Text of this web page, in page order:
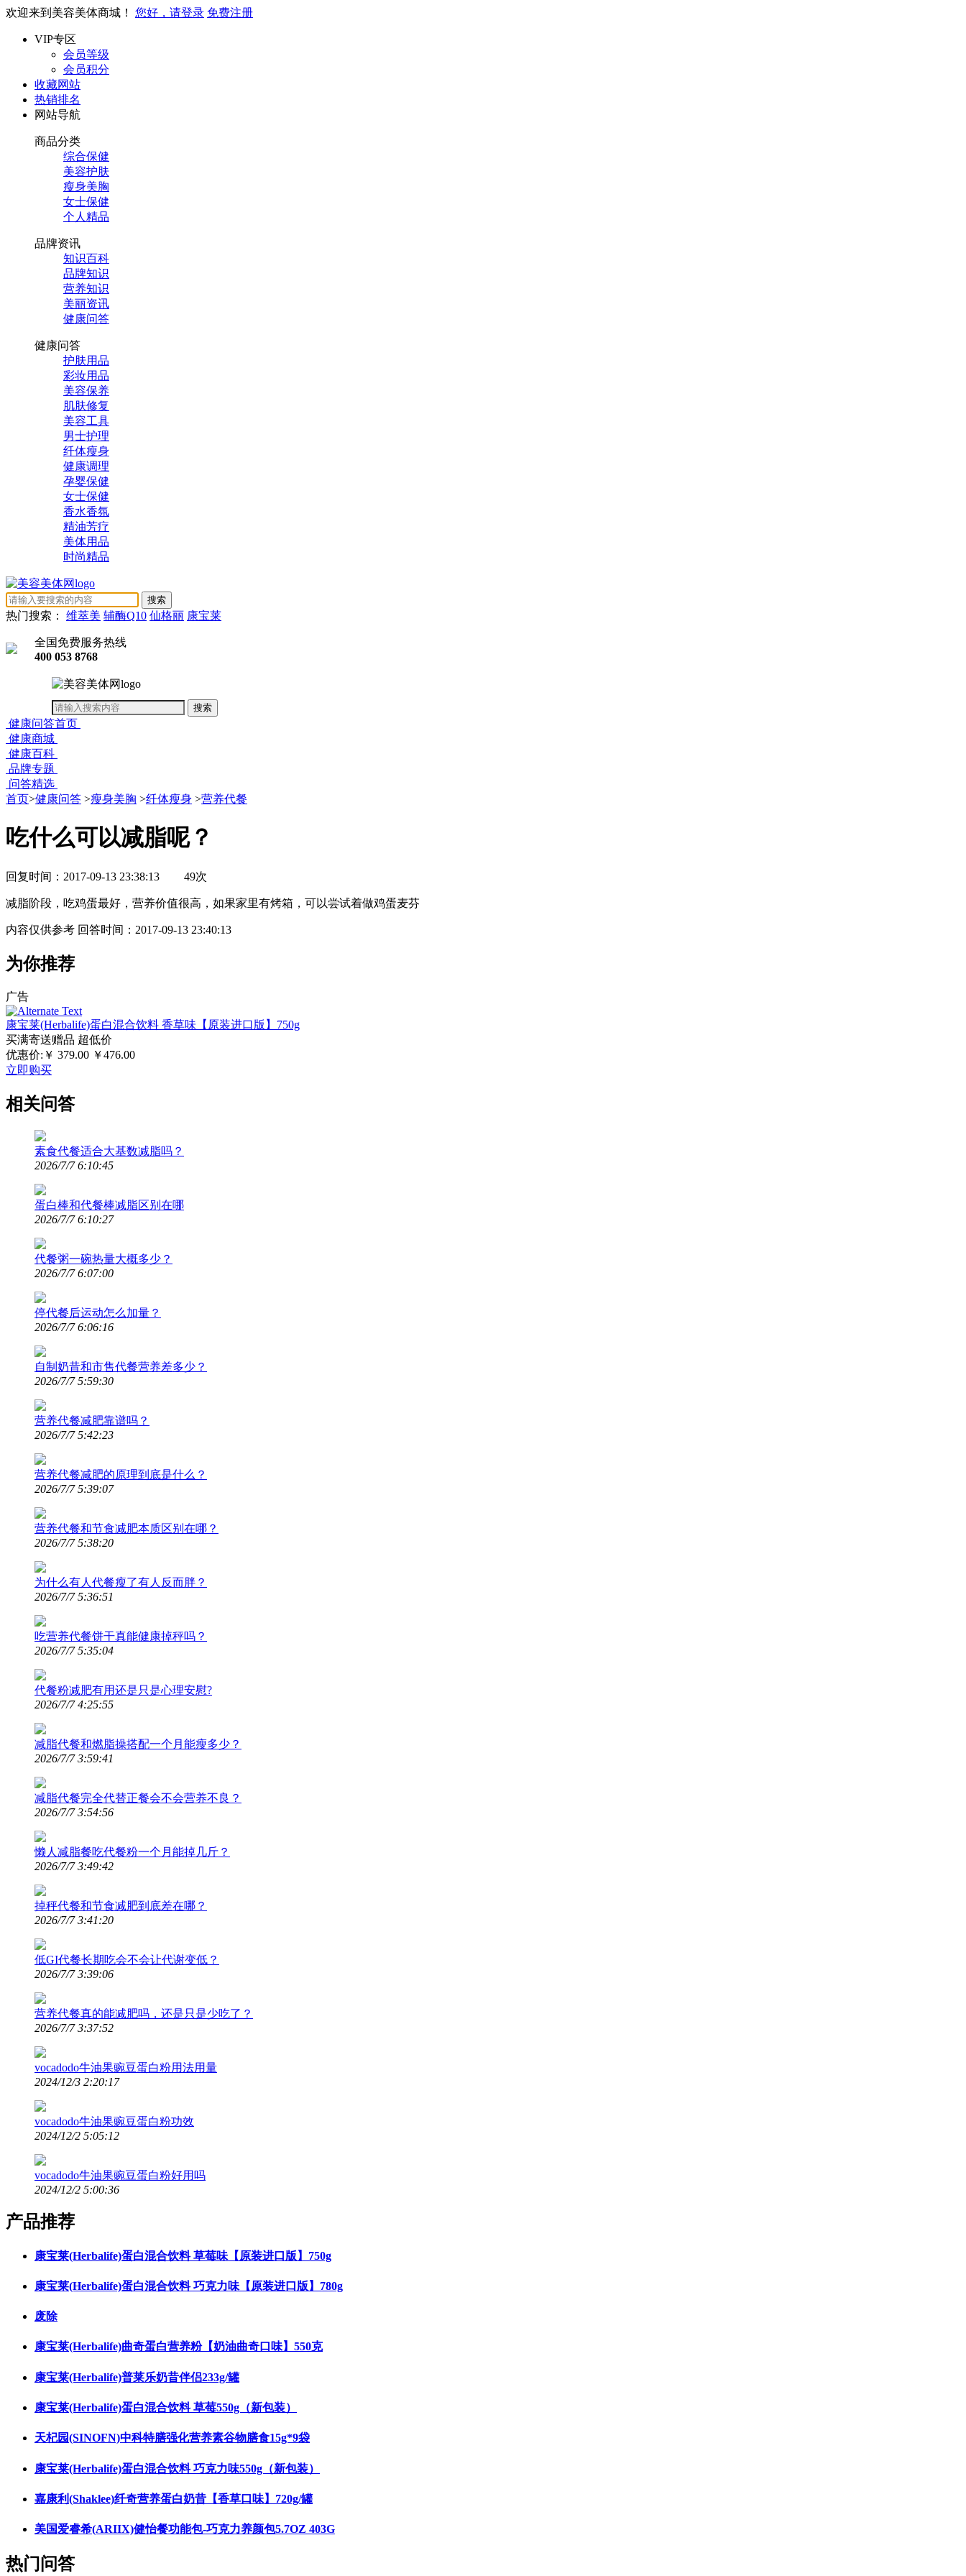
欢迎来到美容美体商城！ 您好，请登录 免费注册
VIP专区
会员等级
会员积分
收藏网站
热销排名
网站导航
商品分类
综合保健
美容护肤
瘦身美胸
女士保健
个人精品
品牌资讯
知识百科
品牌知识
营养知识
美丽资讯
健康问答
健康问答
护肤用品
彩妆用品
美容保养
肌肤修复
美容工具
男士护理
纤体瘦身
健康调理
孕婴保健
女士保健
香水香氛
精油芳疗
美体用品
时尚精品
热门搜索： 维萃美 辅酶Q10 仙格丽 康宝莱
全国免费服务热线
400 053 8768
健康问答首页
健康商城
健康百科
品牌专题
问答精选
首页>健康问答 >瘦身美胸 >纤体瘦身 >营养代餐
吃什么可以减脂呢？
回复时间：2017-09-13 23:38:13 49次
减脂阶段，吃鸡蛋最好，营养价值很高，如果家里有烤箱，可以尝试着做鸡蛋麦芬
内容仅供参考 回答时间：2017-09-13 23:40:13
为你推荐
广告
康宝莱(Herbalife)蛋白混合饮料 香草味【原装进口版】750g
买满寄送赠品 超低价
优惠价:￥ 379.00 ￥476.00
立即购买
相关问答
素食代餐适合大基数减脂吗？
2026/7/7 6:10:45
蛋白棒和代餐棒减脂区别在哪
2026/7/7 6:10:27
代餐粥一碗热量大概多少？
2026/7/7 6:07:00
停代餐后运动怎么加量？
2026/7/7 6:06:16
自制奶昔和市售代餐营养差多少？
2026/7/7 5:59:30
营养代餐减肥靠谱吗？
2026/7/7 5:42:23
营养代餐减肥的原理到底是什么？
2026/7/7 5:39:07
营养代餐和节食减肥本质区别在哪？
2026/7/7 5:38:20
为什么有人代餐瘦了有人反而胖？
2026/7/7 5:36:51
吃营养代餐饼干真能健康掉秤吗？
2026/7/7 5:35:04
代餐粉减肥有用还是只是心理安慰?
2026/7/7 4:25:55
减脂代餐和燃脂操搭配一个月能瘦多少？
2026/7/7 3:59:41
减脂代餐完全代替正餐会不会营养不良？
2026/7/7 3:54:56
懒人减脂餐吃代餐粉一个月能掉几斤？
2026/7/7 3:49:42
掉秤代餐和节食减肥到底差在哪？
2026/7/7 3:41:20
低GI代餐长期吃会不会让代谢变低？
2026/7/7 3:39:06
营养代餐真的能减肥吗，还是只是少吃了？
2026/7/7 3:37:52
vocadodo牛油果豌豆蛋白粉用法用量
2024/12/3 2:20:17
vocadodo牛油果豌豆蛋白粉功效
2024/12/2 5:05:12
vocadodo牛油果豌豆蛋白粉好用吗
2024/12/2 5:00:36
产品推荐
康宝莱(Herbalife)蛋白混合饮料 草莓味【原装进口版】750g
康宝莱(Herbalife)蛋白混合饮料 巧克力味【原装进口版】780g
废除
康宝莱(Herbalife)曲奇蛋白营养粉【奶油曲奇口味】550克
康宝莱(Herbalife)普莱乐奶昔伴侣233g/罐
康宝莱(Herbalife)蛋白混合饮料 草莓550g（新包装）
天杞园(SINOFN)中科特膳强化营养素谷物膳食15g*9袋
康宝莱(Herbalife)蛋白混合饮料 巧克力味550g（新包装）
嘉康利(Shaklee)纤奇营养蛋白奶昔【香草口味】720g/罐
美国爱睿希(ARIIX)健怡餐功能包-巧克力养颜包5.7OZ 403G
热门问答